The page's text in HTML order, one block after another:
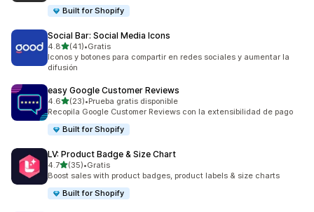
Built for Shopify
Social Bar: Social Media Icons
4.8de 5 estrellas
(41)
41 reseñas en total
•Gratis
Iconos y botones para compartir en redes sociales y aumentar la
difusión
easy Google Customer Reviews
4.6de 5 estrellas
(23)
23 reseñas en total
•Prueba gratis disponible
Recopila Google Customer Reviews con la extensibilidad de pago
Built for Shopify
LV: Product Badge & Size Chart
4.7de 5 estrellas
(35)
35 reseñas en total
•Gratis
Boost sales with product badges, product labels & size charts
Built for Shopify